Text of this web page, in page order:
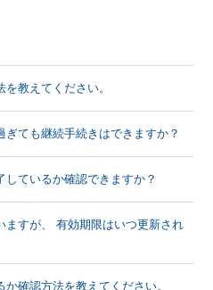
教えてください。
ても継続手続きはできますか？
ているか確認できますか？
ますが、 有効期限はいつ更新され
確認方法を教えてください。